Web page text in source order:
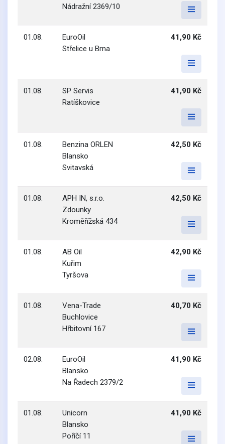
Nádražní 2369/10
01.08.
EuroOil
Střelice u Brna
41,90 Kč
01.08.
SP Servis
Ratíškovice
41,90 Kč
01.08.
Benzina ORLEN
Blansko
Svitavská
42,50 Kč
01.08.
APH IN, s.r.o.
Zdounky
Kroměřížská 434
42,50 Kč
01.08.
AB Oil
Kuřim
Tyršova
42,90 Kč
01.08.
Vena-Trade
Buchlovice
Hřbitovní 167
40,70 Kč
02.08.
EuroOil
Blansko
Na Řadech 2379/2
41,90 Kč
01.08.
Unicorn
Blansko
Poříčí 11
41,90 Kč